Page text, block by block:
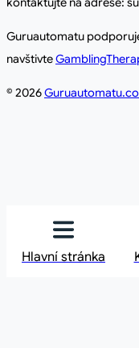
Guruautomatu
navštivte
© 2026
Hlavní stránka